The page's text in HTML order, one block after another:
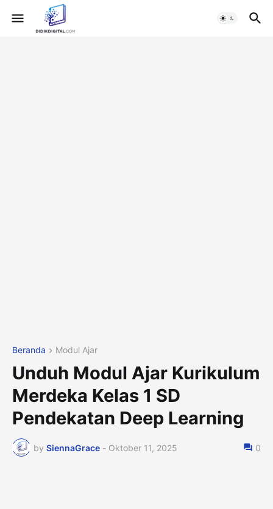
Beranda Modul Ajar
Unduh Modul Ajar Kurikulum
Merdeka Kelas 1 SD
Pendekatan Deep Learning
by SiennaGrace - Oktober 11, 2025 0